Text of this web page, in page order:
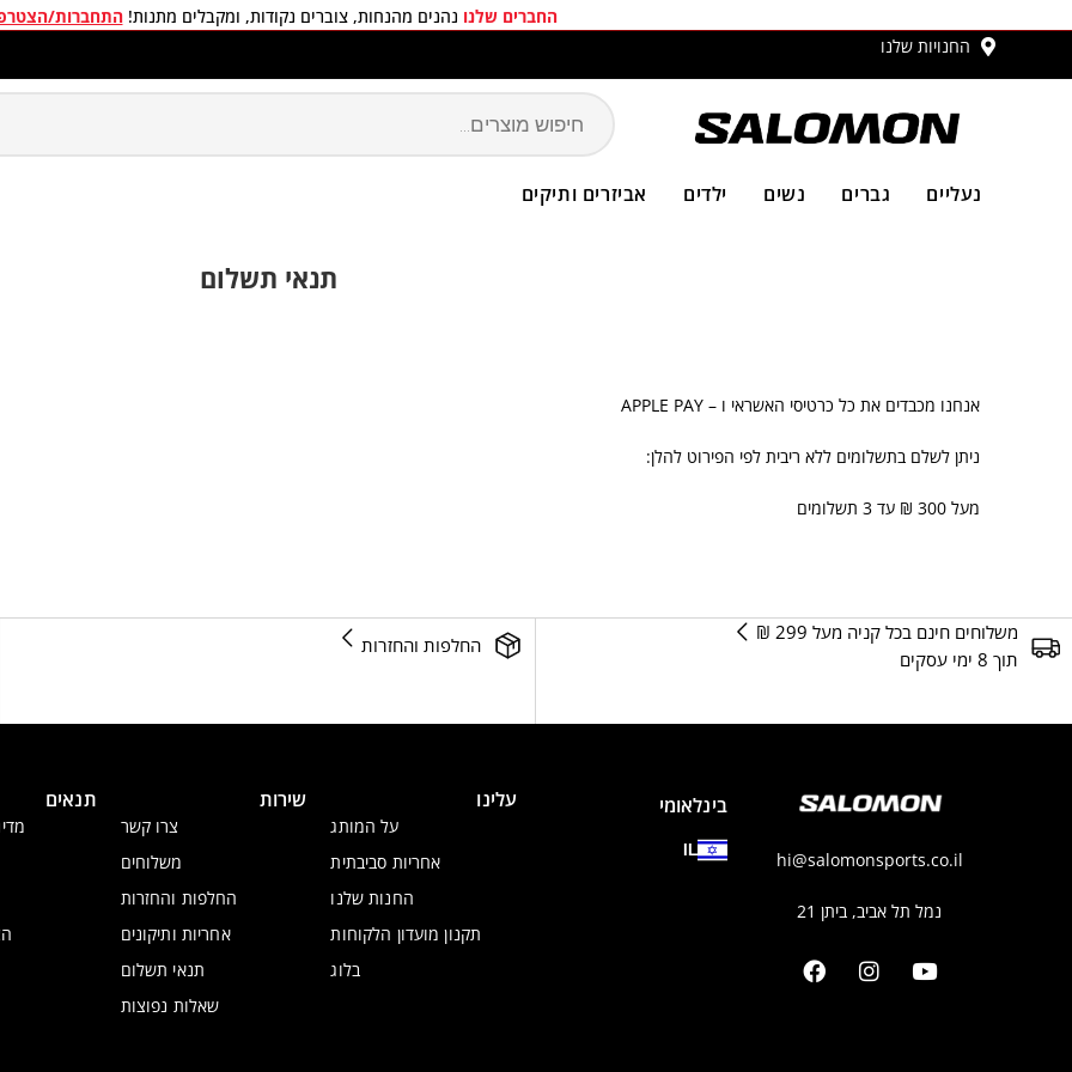
החברים שלנו נהנים מהנחות, צוברים נקודות, ומקבלים מתנות!התחברות/
החנויות שלנו
משלוחים חינם בכל קניה מעל 299 ₪
נעליים גברים נשים ילדים אביזרים ותיקים
תנאי תשלום
אנחנו מכבדים את כל כרטיסי האשראי ו – APPLE PAY
ניתן לשלם בתשלומים ללא ריבית לפי הפירוט להלן:
מעל 300 ₪ עד 3 תשלומים
משלוחים חינם בכל קניה מעל 299 ₪
תוך 8 ימי עסקים
החלפות והחזרות
hi@salomonsports.co.il
נמל תל אביב, ביתן 21
בינלאומי
IL
עלינו
על המותג
אחריות סביבתית
החנות שלנו
תקנון מועדון הלקוחות
בלוג
שירות
צרו קשר
משלוחים
החלפות והחזרות
אחריות ותיקונים
תנאי תשלום
שאלות נפוצות
תנאים